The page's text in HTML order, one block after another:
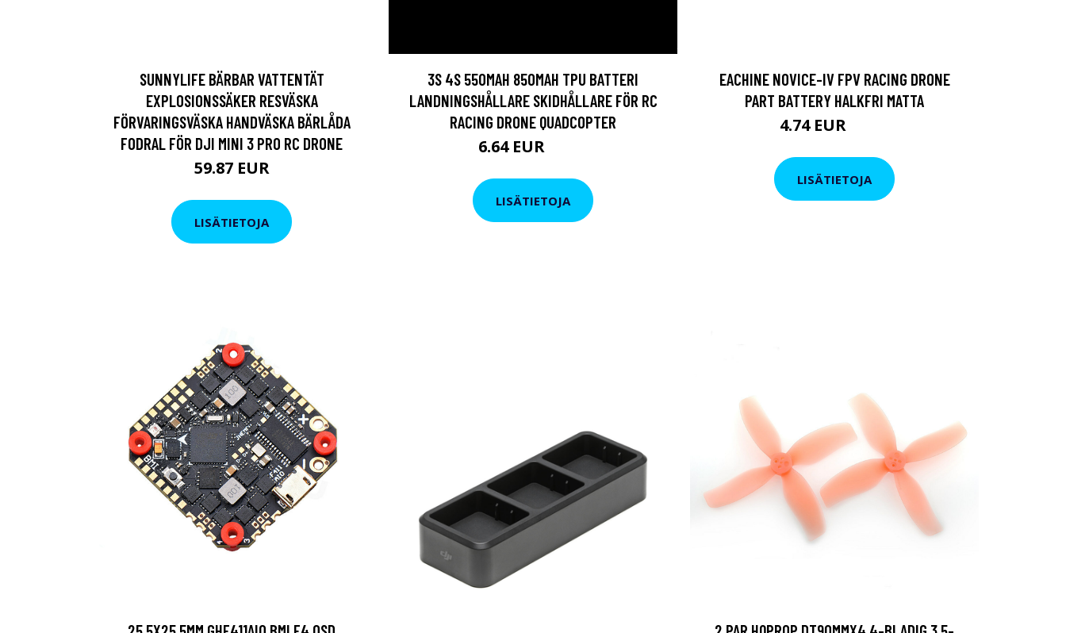
SUNNYLIFE BÄRBAR VATTENTÄT
EXPLOSIONSSÄKER RESVÄSKA
FÖRVARINGSVÄSKA HANDVÄSKA BÄRLÅDA
FODRAL FÖR DJI MINI 3 PRO RC DRONE
59.87 EUR
LISÄTIETOJA
3S 4S 550MAH 850MAH TPU BATTERI
LANDNINGSHÅLLARE SKIDHÅLLARE FÖR RC
RACING DRONE QUADCOPTER
6.64 EUR
LISÄTIETOJA
EACHINE NOVICE-IV FPV RACING DRONE
PART BATTERY HALKFRI MATTA
4.74 EUR
LISÄTIETOJA